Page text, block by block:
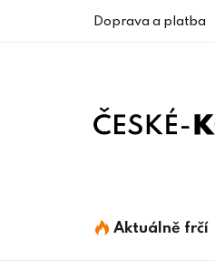
Doprava a platba
Aktuálně frčí